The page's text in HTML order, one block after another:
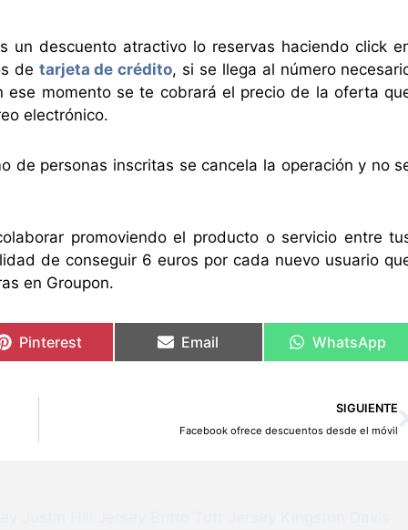
un descuento atractivo lo reservas haciendo click
de tarjeta de crédito, si se llega al número
momento se te cobrará el precio de la oferta
electrónico.
de personas inscritas se cancela la operación y no
promoviendo el producto o servicio entre
de conseguir 6 euros por cada nuevo usuario
en Groupon.
Pinterest Email WhatsApp
SIGUIENTE
Facebook ofrece descuentos desde el móvil